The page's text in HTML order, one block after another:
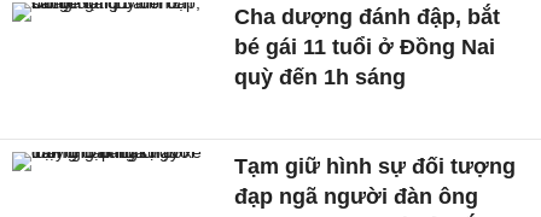
Cha dượng đánh đập, bắt
bé gái 11 tuổi ở Đồng Nai
quỳ đến 1h sáng
Tạm giữ hình sự đối tượng
đạp ngã người đàn ông